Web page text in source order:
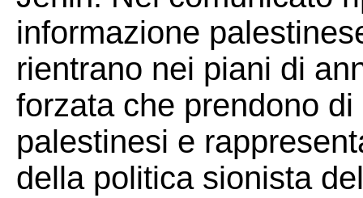
informazione
rientrano nei piani di
forzata che prendono
palestinesi e
della politica sionista